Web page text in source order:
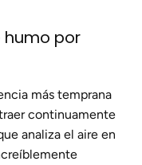
por
más temprana
continuamente
analiza el aire en